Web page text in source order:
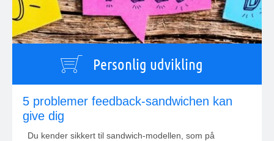
Personlig udvikling
5 problemer feedback-sandwichen kan
give dig
Du kender sikkert til sandwich-modellen, som på